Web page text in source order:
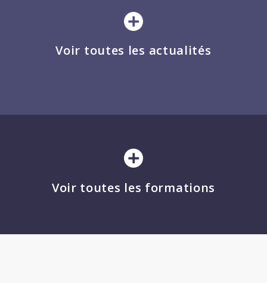
Voir toutes les actualités
Voir toutes les formations